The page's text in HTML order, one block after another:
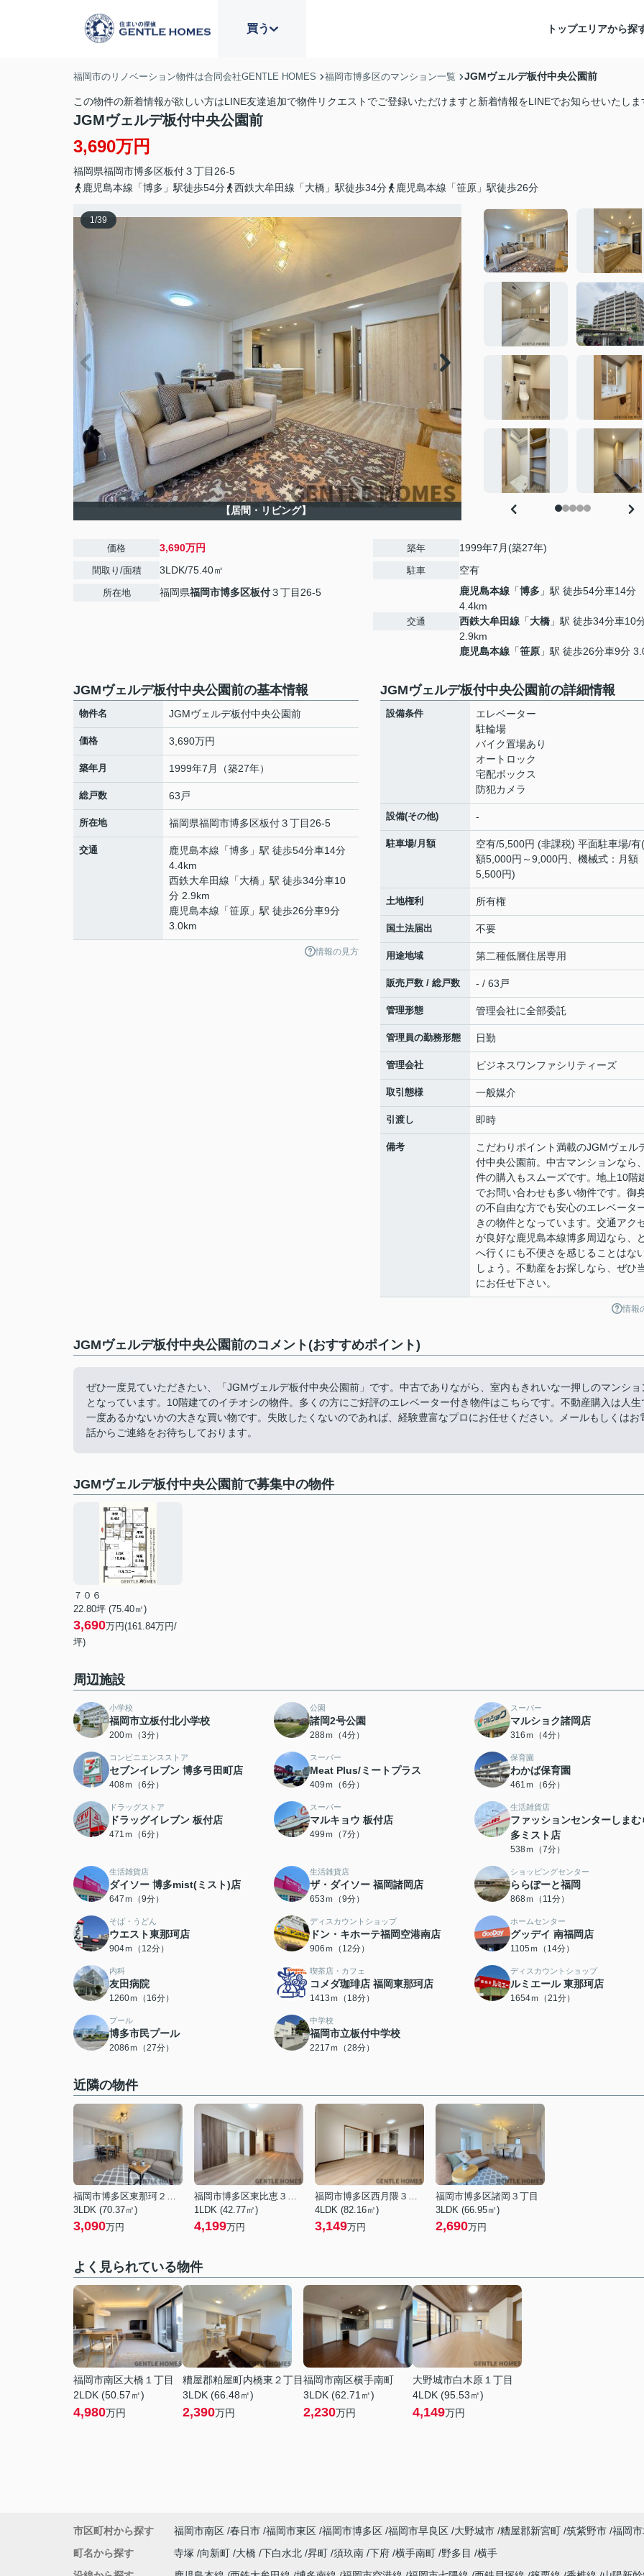
買う トップエリアから探
福岡市のリノベーション物件は合同会社GENTLE HOMES 福岡市博多区のマンション一覧 JGMヴェルデ板付中央公園前
この物件の新着情報が欲しい方はLINE友達追加で物件リクエストでご登録いただけますと新着情報をLINEでお知らせいたしま
JGMヴェルデ板付中央公園前
3,690万円
福岡県福岡市博多区板付３丁目26-5
鹿児島本線「博多」駅徒歩54分
西鉄大牟田線「大橋」駅徒歩34分 鹿児島本線「笹原」駅徒歩26分
1/39
【居間・リビング】
価格 3,690万円
間取り/面積 3LDK/75.40㎡
所在地 福岡県福岡市博多区板付３丁目26-5
築年 1999年7月(築27年)
駐車 空有
交通
鹿児島本線 「博多 」駅 徒歩54分車14分
4.4km
西鉄大牟田線 「大橋 」駅 徒歩34分車10
2.9km
鹿児島本線 「笹原 」駅 徒歩26分車9分
JGMヴェルデ板付中央公園前の基本情報
物件名 JGMヴェルデ板付中央公園前
価格 3,690万円
築年月 1999年7月（築27年）
総戸数 63戸
所在地 福岡県福岡市博多区板付３丁目26-5
交通 鹿児島本線 「博多 」駅 徒歩54分車14分
4.4km
西鉄大牟田線 「大橋 」駅 徒歩34分車10
分 2.9km
鹿児島本線 「笹原 」駅 徒歩26分車9分
3.0km
情報の見方
JGMヴェルデ板付中央公園前の詳細情報
設備条件
エレベーター
駐輪場
バイク置場あり
オートロック
宅配ボックス
防犯カメラ
設備(その他) -
駐車場/月額
空有/5,500円 (非課税) 平面駐車場/有
額5,000円～9,000円、機械式：月額
5,500円)
土地権利 所有権
国土法届出 不要
用途地域 第二種低層住居専用
販売戸数 / 総戸数 - / 63戸
管理形態 管理会社に全部委託
管理員の勤務形態 日勤
管理会社 ビジネスワンファシリティーズ
取引態様 一般媒介
引渡し 即時
備考
こだわりポイント満載のJGMヴェル
付中央公園前。中古マンションなら
件の購入もスムーズです。地上10階
でお問い合わせも多い物件です。御
の不自由な方でも安心のエレベータ
きの物件となっています。交通アク
が良好な鹿児島本線博多周辺なら、
へ行くにも不便さを感じることはな
しょう。不動産をお探しなら、ぜひ
にお任せ下さい。
情報
JGMヴェルデ板付中央公園前のコメント(おすすめポイント)
ぜひ一度見ていただきたい、「JGMヴェルデ板付中央公園前」です。中古でありながら、室内もきれいな一押しのマンショ
となっています。10階建てのイチオシの物件。多くの方にご好評のエレベーター付き物件はこちらです。不動産購入は人生
一度あるかないかの大きな買い物です。失敗したくないのであれば、経験豊富なプロにお任せください。メールもしくはお
話からご連絡をお待ちしております。
JGMヴェルデ板付中央公園前で募集中の物件
７０６
22.80坪 (75.40㎡)
3,690万円(161.84万円/
坪)
周辺施設
小学校
福岡市立板付北小学校
200ｍ（3分）
公園
諸岡2号公園
288ｍ（4分）
スーパー
マルショク諸岡店
316ｍ（4分）
コンビニエンスストア
セブンイレブン 博多弓田町店
408ｍ（6分）
スーパー
Meat Plus/ミートプラス
409ｍ（6分）
保育園
わかば保育園
461ｍ（6分）
ドラッグストア
ドラッグイレブン 板付店
471ｍ（6分）
スーパー
マルキョウ 板付店
499ｍ（7分）
生活雑貨店
ファッションセンターしまむ
多ミスト店
538ｍ（7分）
生活雑貨店
ダイソー 博多mist(ミスト)店
647ｍ（9分）
生活雑貨店
ザ・ダイソー 福岡諸岡店
653ｍ（9分）
ショッピングセンター
ららぽーと福岡
868ｍ（11分）
そば・うどん
ウエスト東那珂店
904ｍ（12分）
ディスカウントショップ
ドン・キホーテ福岡空港南店
906ｍ（12分）
ホームセンター
グッデイ 南福岡店
1105ｍ（14分）
内科
友田病院
1260ｍ（16分）
喫茶店・カフェ
コメダ珈琲店 福岡東那珂店
1413ｍ（18分）
ディスカウントショップ
ルミエール 東那珂店
1654ｍ（21分）
プール
博多市民プール
2086ｍ（27分）
中学校
福岡市立板付中学校
2217ｍ（28分）
近隣の物件
福岡市博多区東那珂２丁目
3LDK (70.37㎡)
3,090万円
福岡市博多区東比恵３丁目
1LDK (42.77㎡)
4,199万円
福岡市博多区西月隈３丁目
4LDK (82.16㎡)
3,149万円
福岡市博多区諸岡３丁目
3LDK (66.95㎡)
2,690万円
よく見られている物件
福岡市南区大橋１丁目
2LDK (50.57㎡)
4,980万円
糟屋郡粕屋町内橋東２丁目
3LDK (66.48㎡)
2,390万円
福岡市南区横手南町
3LDK (62.71㎡)
2,230万円
大野城市白木原１丁目
4LDK (95.53㎡)
4,149万円
市区町村から探す 福岡市南区 春日市 福岡市東区 福岡市博多区 福岡市早良区 大野城市 糟屋郡新宮町 筑紫野市 福岡
町名から探す
寺塚 向新町 大橋 下白水北 昇町 須玖南 下府 横手南町 野多目
横手